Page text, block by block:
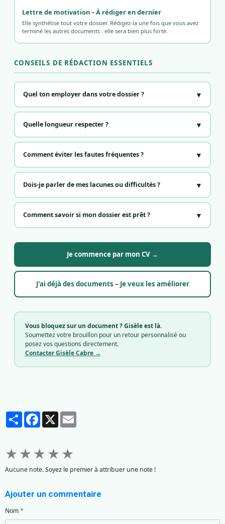
Lettre de motivation – À rédiger en dernier
Elle synthétise tout votre dossier. Rédigez-la une fois que vous avez
terminé les autres documents : elle sera bien plus forte.
CONSEILS DE RÉDACTION ESSENTIELS
Quel ton employer dans votre dossier ? ▼
Quelle longueur respecter ? ▼
Comment éviter les fautes fréquentes ? ▼
Dois-je parler de mes lacunes ou difficultés ? ▼
Comment savoir si mon dossier est prêt ? ▼
Je commence par mon CV →
J'ai déjà des documents – Je veux les améliorer
Vous bloquez sur un document ? Gisèle est là.
Soumettez votre brouillon pour un retour personnalisé ou
posez vos questions directement.
Contacter Gisèle Cabre →
PartagerFacebook
X
★★★★★
Aucune note. Soyez le premier à attribuer une note !
Ajouter un commentaire
Nom